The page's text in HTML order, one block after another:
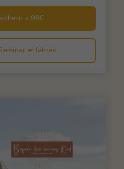
- 99€
erfahren